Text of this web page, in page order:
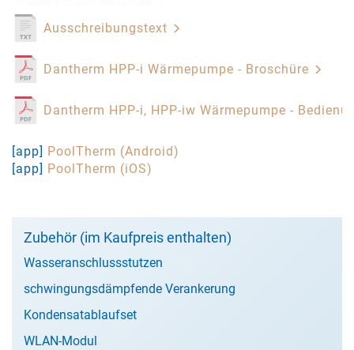
Ausschreibungstext
Dantherm HPP-i Wärmepumpe - Broschüre
Dantherm HPP-i, HPP-iw Wärmepumpe -
[app] PoolTherm (Android)
[app] PoolTherm (iOS)
Zubehör (im Kaufpreis enthalten)
Wasseranschlussstutzen
schwingungsdämpfende Verankerung
Kondensatablaufset
WLAN-Modul